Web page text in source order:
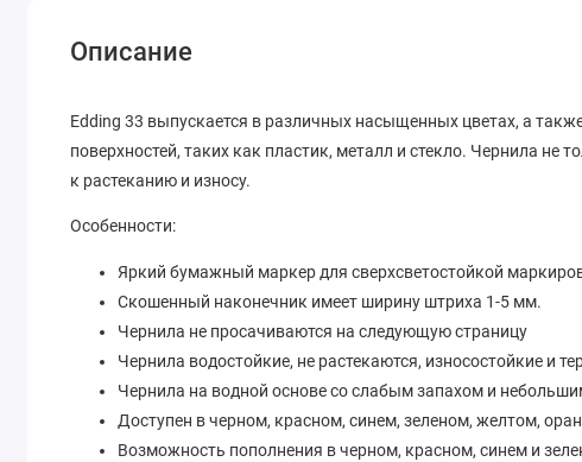
Описание
Edding 33 выпускается в различных насыщенных цветах, а
поверхностей, таких как пластик, металл и стекло. Чернила не
к растеканию и износу.
Особенности:
Яркий бумажный маркер для сверхсветостойкой
Скошенный наконечник имеет ширину штриха 1-5 мм.
Чернила не просачиваются на следующую страницу
Чернила водостойкие, не растекаются, износостойкие и
Чернила на водной основе со слабым запахом и
Доступен в черном, красном, синем, зеленом, желтом,
Возможность пополнения в черном, красном, синем и